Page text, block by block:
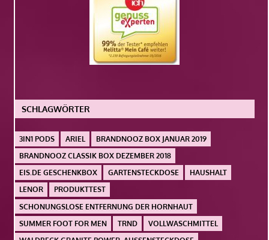
SCHLAGWÖRTER
3IN1 PODS ARIEL
BRANDNOOZ BOX JANUAR 2019
BRANDNOOZ CLASSIK BOX DEZEMBER 2018
EIS.DE GESCHENKBOX
GARTENSTECKDOSE
HAUSHALT
LENOR
PRODUKTTEST
SCHONUNGSLOSE ENTFERNUNG DER HORNHAUT
SUMMER FOOT FOR MEN
TRND
VOLLWASCHMITTEL